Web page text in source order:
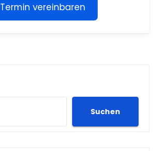
Termin vereinbaren
Suchen